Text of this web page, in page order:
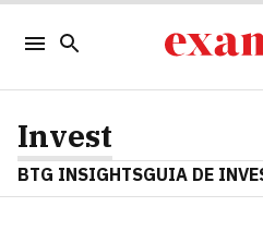
Invest
BTG INSIGHTSGUIA DE